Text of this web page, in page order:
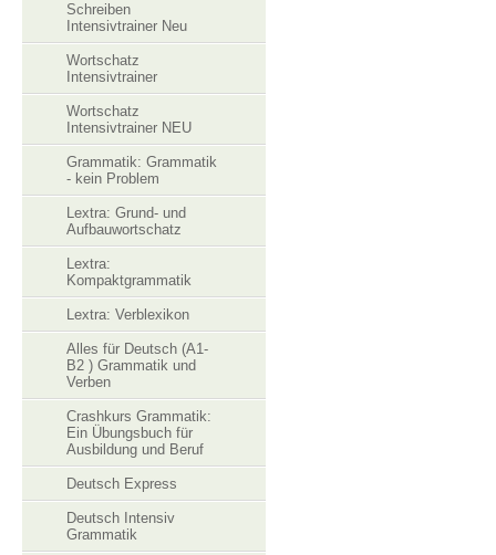
Schreiben
Intensivtrainer Neu
Wortschatz
Intensivtrainer
Wortschatz
Intensivtrainer NEU
Grammatik: Grammatik
- kein Problem
Lextra: Grund- und
Aufbauwortschatz
Lextra:
Kompaktgrammatik
Lextra: Verblexikon
Alles für Deutsch (A1-
B2 ) Grammatik und
Verben
Crashkurs Grammatik:
Ein Übungsbuch für
Ausbildung und Beruf
Deutsch Express
Deutsch Intensiv
Grammatik